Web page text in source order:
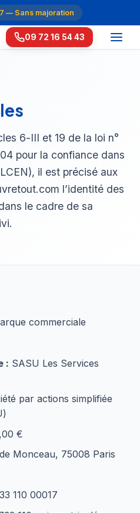
— Sans majoration
09 72 16 54 43
6-III et 19 de la loi n°
pour la confiance dans
il est précisé aux
l’identité des
le cadre de sa
commerciale
: SASU Les Services
par actions simplifiée
€
Monceau, 75008 Paris
110 00017